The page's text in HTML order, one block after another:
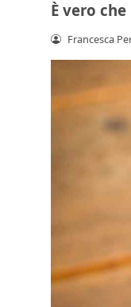
È vero
Francesca